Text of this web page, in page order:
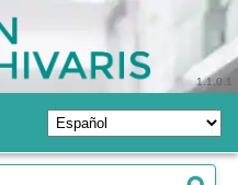
1.1.0.1